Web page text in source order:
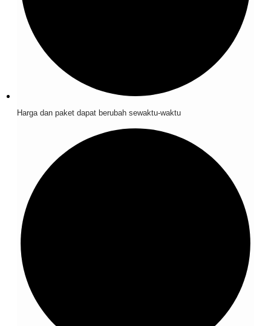
Harga dan paket dapat berubah sewaktu-waktu